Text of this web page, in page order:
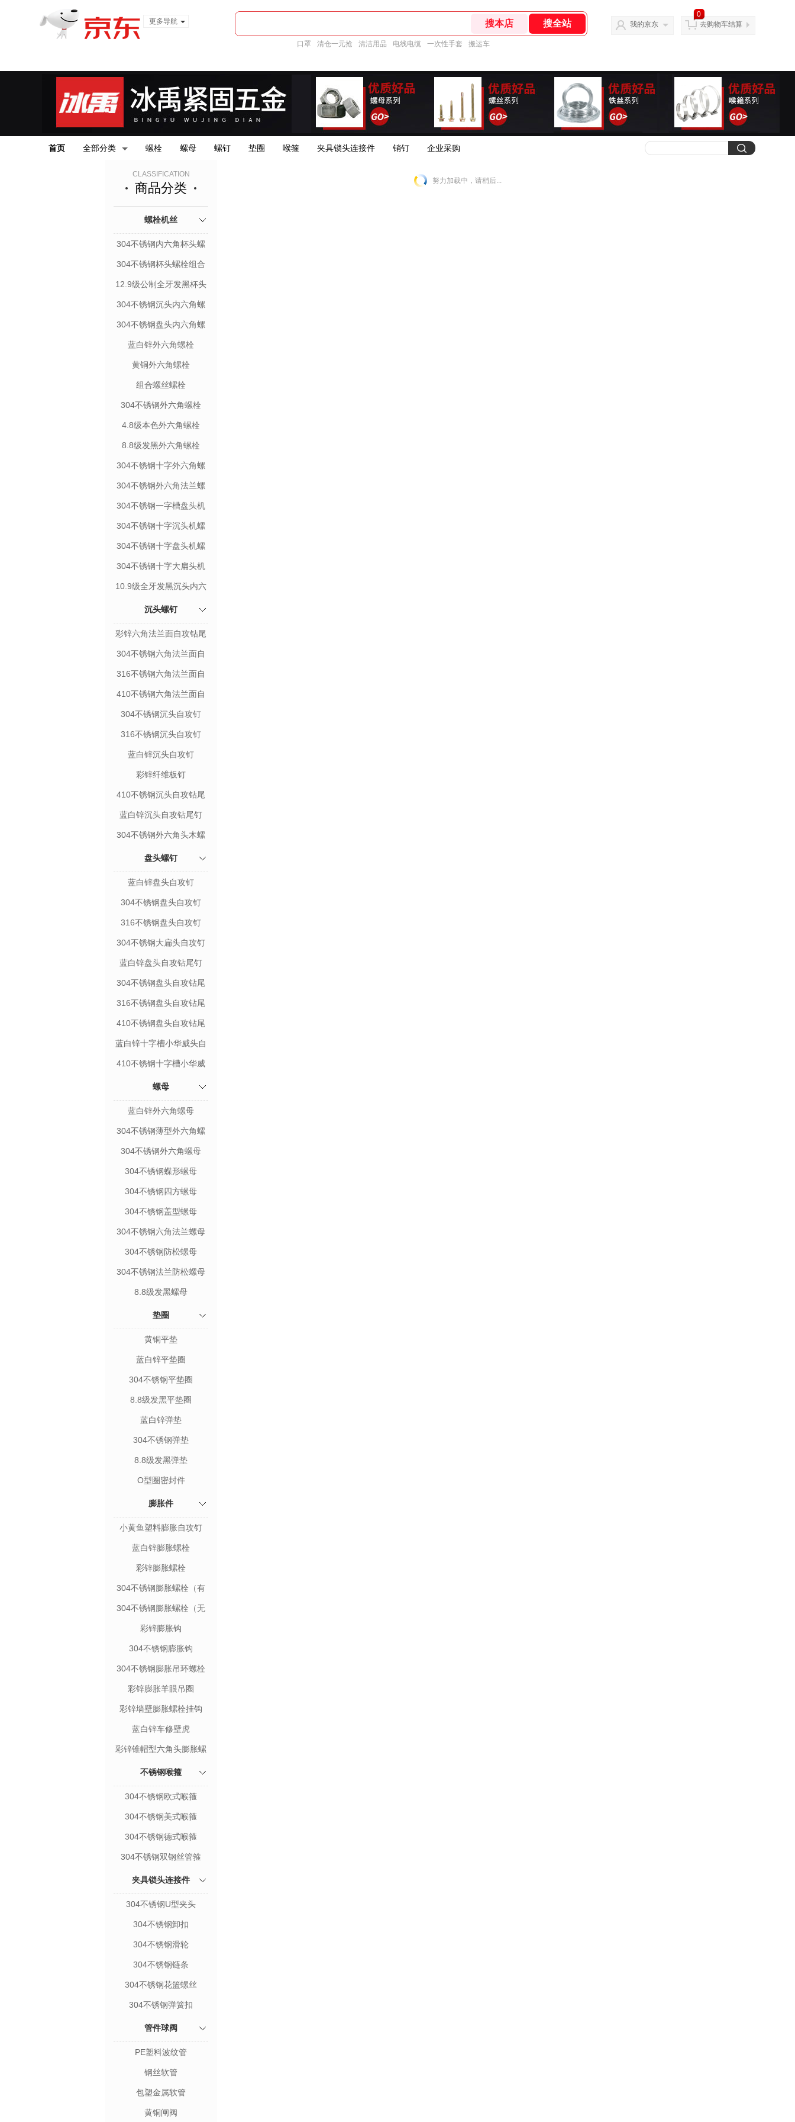
更多导航
口罩 清仓一元抢 清洁用品 电线电缆 一次性手套 搬运车
我的京东
0
去购物车结算
首页 全部分类 螺栓 螺母 螺钉 垫圈 喉箍 夹具锁头连接件 销钉 企业采购
CLASSIFICATION
商品分类
螺栓机丝
304不锈钢内六角杯头螺
栓
304不锈钢杯头螺栓组合
件
12.9级公制全牙发黑杯头
螺栓
304不锈钢沉头内六角螺
304不锈钢盘头内六角螺
栓
蓝白锌外六角螺栓
黄铜外六角螺栓
组合螺丝螺栓
304不锈钢外六角螺栓
4.8级本色外六角螺栓
8.8级发黑外六角螺栓
304不锈钢十字外六角螺
304不锈钢外六角法兰螺
304不锈钢一字槽盘头机
螺钉
304不锈钢十字沉头机螺
钉
304不锈钢十字盘头机螺
钉
304不锈钢十字大扁头机
10.9级全牙发黑沉头内六
沉头螺钉
彩锌六角法兰面自攻钻尾
钉
304不锈钢六角法兰面自
攻钻尾钉
316不锈钢六角法兰面自
攻钻尾钉
410不锈钢六角法兰面自
攻钻尾钉
304不锈钢沉头自攻钉
316不锈钢沉头自攻钉
蓝白锌沉头自攻钉
彩锌纤维板钉
410不锈钢沉头自攻钻尾
钉
蓝白锌沉头自攻钻尾钉
304不锈钢外六角头木螺
盘头螺钉
蓝白锌盘头自攻钉
304不锈钢盘头自攻钉
316不锈钢盘头自攻钉
304不锈钢大扁头自攻钉
蓝白锌盘头自攻钻尾钉
304不锈钢盘头自攻钻尾
316不锈钢盘头自攻钻尾
410不锈钢盘头自攻钻尾
钉
蓝白锌十字槽小华威头自
钻自攻钉
410不锈钢十字槽小华威
螺母
蓝白锌外六角螺母
304不锈钢薄型外六角螺
304不锈钢外六角螺母
304不锈钢蝶形螺母
304不锈钢四方螺母
304不锈钢盖型螺母
304不锈钢六角法兰螺母
304不锈钢防松螺母
304不锈钢法兰防松螺母
8.8级发黑螺母
垫圈
黄铜平垫
蓝白锌平垫圈
304不锈钢平垫圈
8.8级发黑平垫圈
蓝白锌弹垫
304不锈钢弹垫
8.8级发黑弹垫
O型圈密封件
膨胀件
小黄鱼塑料膨胀自攻钉
蓝白锌膨胀螺栓
彩锌膨胀螺栓
304不锈钢膨胀螺栓（有
缝）
304不锈钢膨胀螺栓（无
缝）
彩锌膨胀钩
304不锈钢膨胀钩
304不锈钢膨胀吊环螺栓
彩锌膨胀羊眼吊圈
彩锌墙壁膨胀螺栓挂钩
蓝白锌车修壁虎
彩锌锥帽型六角头膨胀螺
不锈钢喉箍
304不锈钢欧式喉箍
304不锈钢美式喉箍
304不锈钢德式喉箍
304不锈钢双钢丝管箍
夹具锁头连接件
304不锈钢U型夹头
304不锈钢卸扣
304不锈钢滑轮
304不锈钢链条
304不锈钢花篮螺丝
304不锈钢弹簧扣
管件球阀
PE塑料波纹管
钢丝软管
包塑金属软管
黄铜闸阀
努力加载中，请稍后...